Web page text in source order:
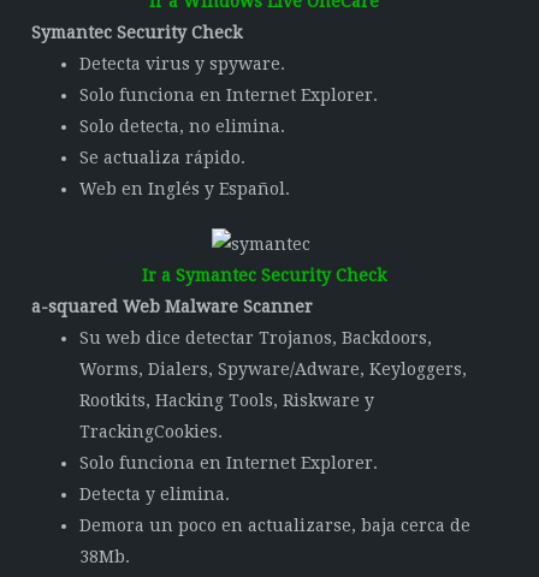
Symantec Security Check
Detecta virus y spyware.
Solo funciona en Internet Explorer.
Solo detecta, no elimina.
Se actualiza rápido.
Web en Inglés y Español.
Ir a Symantec Security Check
a-squared Web Malware Scanner
Su web dice detectar Trojanos, Backdoors,
Worms, Dialers, Spyware/Adware, Keyloggers,
Rootkits, Hacking Tools, Riskware y
TrackingCookies.
Solo funciona en Internet Explorer.
Detecta y elimina.
Demora un poco en actualizarse, baja cerca de
38Mb.